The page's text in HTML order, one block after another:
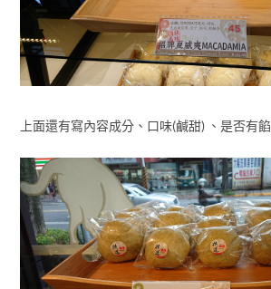
上面還有寫內容成分、口味(鹹甜) 、是否有餡